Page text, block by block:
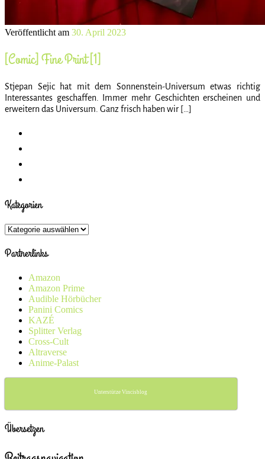
Veröffentlicht am 30. April 2023
[Comic] Fine Print [1]
Stjepan Sejic hat mit dem Sonnenstein-Universum etwas richtig
Interessantes geschaffen. Immer mehr Geschichten erscheinen und
erweitern das Universum. Ganz frisch haben wir […]
Kategorien
Kategorien
Partnerlinks
Amazon
Amazon Prime
Audible Hörbücher
Panini Comics
KAZÉ
Splitter Verlag
Cross-Cult
Altraverse
Anime-Palast
Unterstütze Vincisblog
Übersetzen